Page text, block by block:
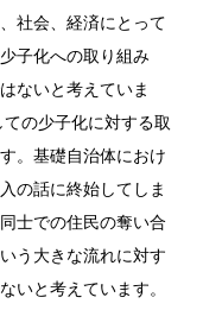
社会、経済にとって
子化への取り組み
ないと考えていま
の少子化に対する取
。基礎自治体におけ
の話に終始してしま
士での住民の奪い合
う大きな流れに対す
いと考えています。